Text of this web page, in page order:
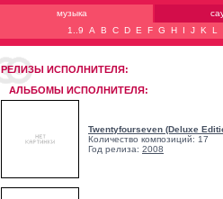
музыка
1..9
A B C D E F G H I J K L
РЕЛИЗЫ ИCПОЛНИТЕЛЯ:
АЛЬБОМЫ ИСПОЛНИТЕЛЯ:
Twentyfourseven (Deluxe
Количество композиций: 17
Год релиза: 2008